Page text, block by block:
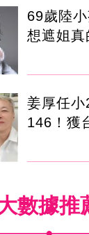
69歲陸
想遮姐真
姜厚任
146！獲
數據推